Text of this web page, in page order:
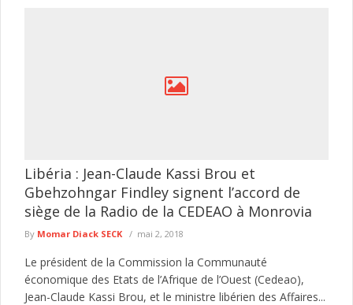
Libéria : Jean-Claude Kassi Brou et
Gbehzohngar Findley signent l’accord de
siège de la Radio de la CEDEAO à Monrovia
By Momar Diack SECK mai 2, 2018
Le président de la Commission la Communauté
économique des Etats de l’Afrique de l’Ouest (Cedeao),
Jean-Claude Kassi Brou, et le ministre libérien des Affaires...